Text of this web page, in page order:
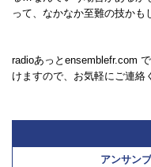
って、なかなか至難の技かも
radioあっとensemblefr.com
けますので、お気軽にご連絡
アンサン